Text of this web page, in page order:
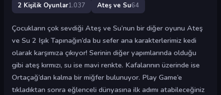
2 Kişilik Oyunlar1.037 Ateş ve Su64
Çocukların çok sevdiği Ateş ve Su’nun bir diğer oyunu Ateş
ve Su 2 Işık Tapınağın’da bu sefer ana karakterlerimiz kedi
olarak karşımıza çıkıyor! Serinin diğer yapımlarında olduğu
gibi ateş kırmızı, su ise mavi renkte. Kafalarının üzerinde ise
Ortaçağ’dan kalma bir miğfer bulunuyor. Play Game’e
tıkladıktan sonra eğlenceli dünyasına ilk adımı atabileceğiniz